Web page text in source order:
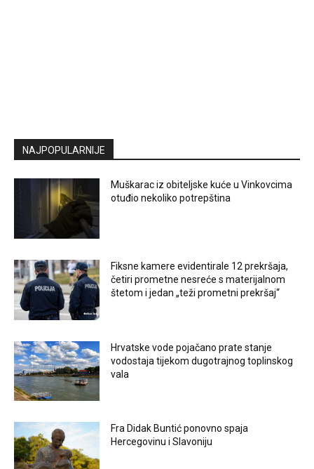
NAJPOPULARNIJE
Muškarac iz obiteljske kuće u Vinkovcima
otuđio nekoliko potrepština
Fiksne kamere evidentirale 12 prekršaja,
četiri prometne nesreće s materijalnom
štetom i jedan „teži prometni prekršaj“
Hrvatske vode pojačano prate stanje
vodostaja tijekom dugotrajnog toplinskog
vala
Fra Didak Buntić ponovno spaja
Hercegovinu i Slavoniju